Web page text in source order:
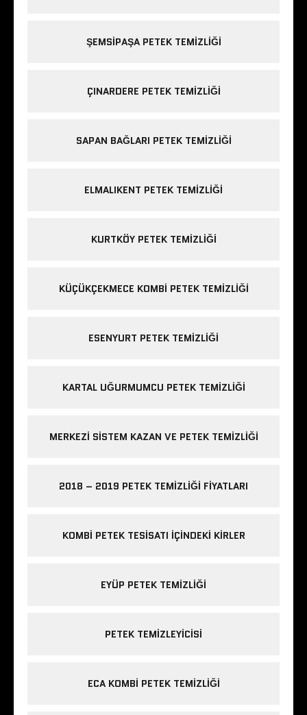
ŞEMSIPAŞA PETEK TEMIZLIĞI
ÇINARDERE PETEK TEMIZLIĞI
SAPAN BAĞLARI PETEK TEMIZLIĞI
ELMALIKENT PETEK TEMIZLIĞI
KURTKÖY PETEK TEMIZLIĞI
KÜÇÜKÇEKMECE KOMBI PETEK TEMIZLIĞI
ESENYURT PETEK TEMIZLIĞI
KARTAL UĞURMUMCU PETEK TEMIZLIĞI
MERKEZI SISTEM KAZAN VE PETEK TEMIZLIĞI
2018 – 2019 PETEK TEMIZLIĞI FIYATLARI
KOMBI PETEK TESISATI IÇINDEKI KIRLER
EYÜP PETEK TEMIZLIĞI
PETEK TEMIZLEYICISI
ECA KOMBI PETEK TEMIZLIĞI